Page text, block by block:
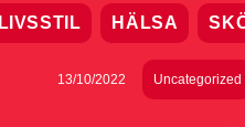
LIVSSTIL HÄLSA
13/10/2022 Uncategorized